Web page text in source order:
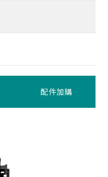
配件加購